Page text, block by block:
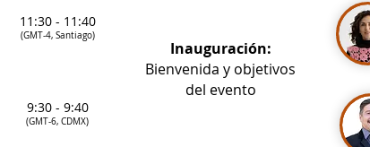
11:30 - 11:40
(GMT-4, Santiago)
9:30 - 9:40
(GMT-6, CDMX)
Inauguración:
Bienvenida y objetivos
del evento